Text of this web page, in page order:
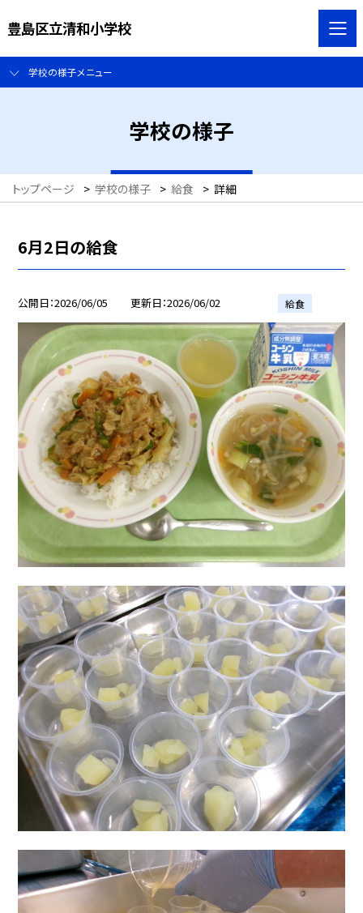
豊島区立清和小学校
学校の様子メニュー
学校の様子
トップページ > 学校の様子 > 給食 > 詳細
6月2日の給食
公開日 2026/06/05 更新日 2026/06/02 給食